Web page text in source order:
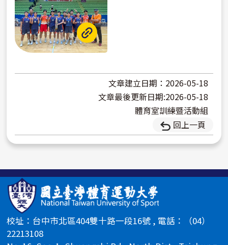
文章建立日期：2026-05-18
文章最後更新日期:2026-05-18
體育室訓練暨活動組
回上一頁
校址：台中市北區404雙十路一段16號 , 電話：（04）
22213108